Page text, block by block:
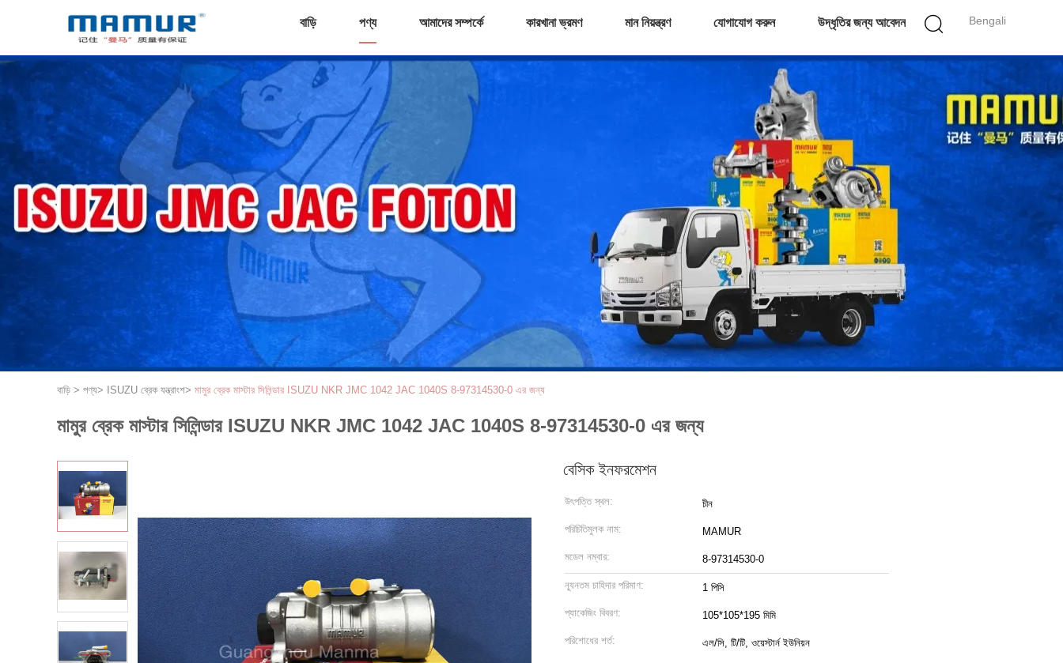
Bengali
বাড়ি পণ্য আমাদের সম্পর্কে কারখানা ভ্রমণ মান নিয়ন্ত্রণ যোগাযোগ করুন উদ্ধৃতির জন্য আবেদন
বাড়ি > পণ্য> ISUZU ব্রেক যন্ত্রাংশ> মামুর ব্রেক মাস্টার সিলিন্ডার ISUZU NKR JMC 1042 JAC 1040S 8-97314530-0 এর জন্য
মামুর ব্রেক মাস্টার সিলিন্ডার ISUZU NKR JMC 1042 JAC 1040S 8-97314530-0 এর জন্য
বেসিক ইনফরমেশন
উৎপত্তি স্থল: চীন
পরিচিতিমুলক নাম: MAMUR
মডেল নম্বার: 8-97314530-0
ন্যূনতম চাহিদার পরিমাণ: 1 পিসি
প্যাকেজিং বিবরণ: 105*105*195 মিমি
পরিশোধের শর্ত: এল/সি, টি/টি, ওয়েস্টার্ন ইউনিয়ন